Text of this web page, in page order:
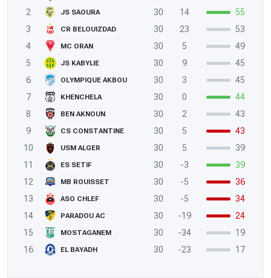
2
JS SAOURA 30 14
55
3
CR BELOUIZDAD 30 23
53
4
MC ORAN 30 5
49
5
JS KABYLIE 30 9
45
6
OLYMPIQUE AKBOU 30 3
45
7
KHENCHELA 30 0
44
8
BEN AKNOUN 30 2
43
9
CS CONSTANTINE 30 5
43
10
USM ALGER 30 5
39
11
ES SETIF 30 -3
39
12
MB ROUISSET 30 -5
36
13
ASO CHLEF 30 -5
34
14
PARADOU AC 30 -19
24
15
MOSTAGANEM 30 -34
19
16
EL BAYADH 30 -23 17